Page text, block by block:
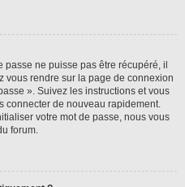
passe ne puisse pas être récupéré, il
vous rendre sur la page de connexion
». Suivez les instructions et vous
connecter de nouveau rapidement.
votre mot de passe, nous vous
forum.